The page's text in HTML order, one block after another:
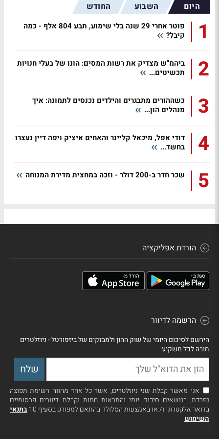
היום השבוע החודש
1
פוטר אחרי 29 שנה בלי שימוע, תבע 804 אלף - כמה
קיבל?
2
ביהמ"ש מצדיק את רשות המסים: הונו של בעלי חנויות
תכשיטים...
3
כשההורים מתבגרים והילדים נכנסים לתמונה: איך
מנהלים הון...
4
דודי אפל, מיכאל קליינר והאחים איציק ויפה דיין נעצרו
בחשד...
5 שכר חדר ב-200 דולר - וזכה במחצית מדירת המנוחה
הורדת אפליקציה
הרשמה לדיוור
הירשם לסיכום היומי של שוק ההון ולמבזקים של ביזפורטל - ניוזלטרים
חובה לכל משקיע
אני מאשר קבלת שני ניוזלטרים, אשר כל אחד מהווה רשימת תפוצה
נפרדת, בנושאים סיכום יומי והתראות חמות וקבלת דיוורים פרסומיים
בדואר אלקטרוני ו/ או באמצעות הסלולר בהתאם למפורט בסעיף 10
בתנאי
השימוש